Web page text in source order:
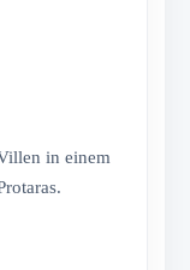
in einem